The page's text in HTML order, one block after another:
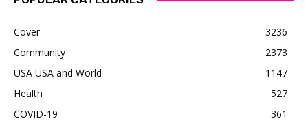
Cover
3236
Community
2373
USA USA and World
1147
Health
527
COVID-19
361